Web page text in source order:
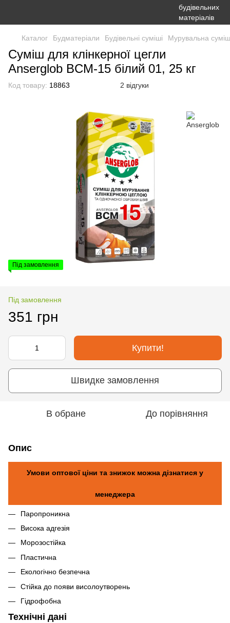
Каталог Будматеріали Будівельні суміші Мурувальна суміш
Суміш для клінкерної цегли
Anserglob BCM-15 білий 01, 25 кг
Код товару: 18863 2 відгуки
Під замовлення
Під замовлення
351 грн
Купити!
Швидке замовлення
В обране До порівняння
Опис
Умови оптової ціни та знижок можна дізнатися у
менеджера
Паропроникна
Висока адгезія
Морозостійка
Пластична
Екологічно безпечна
Стійка до появи висолоутворень
Гідрофобна
Технічні дані